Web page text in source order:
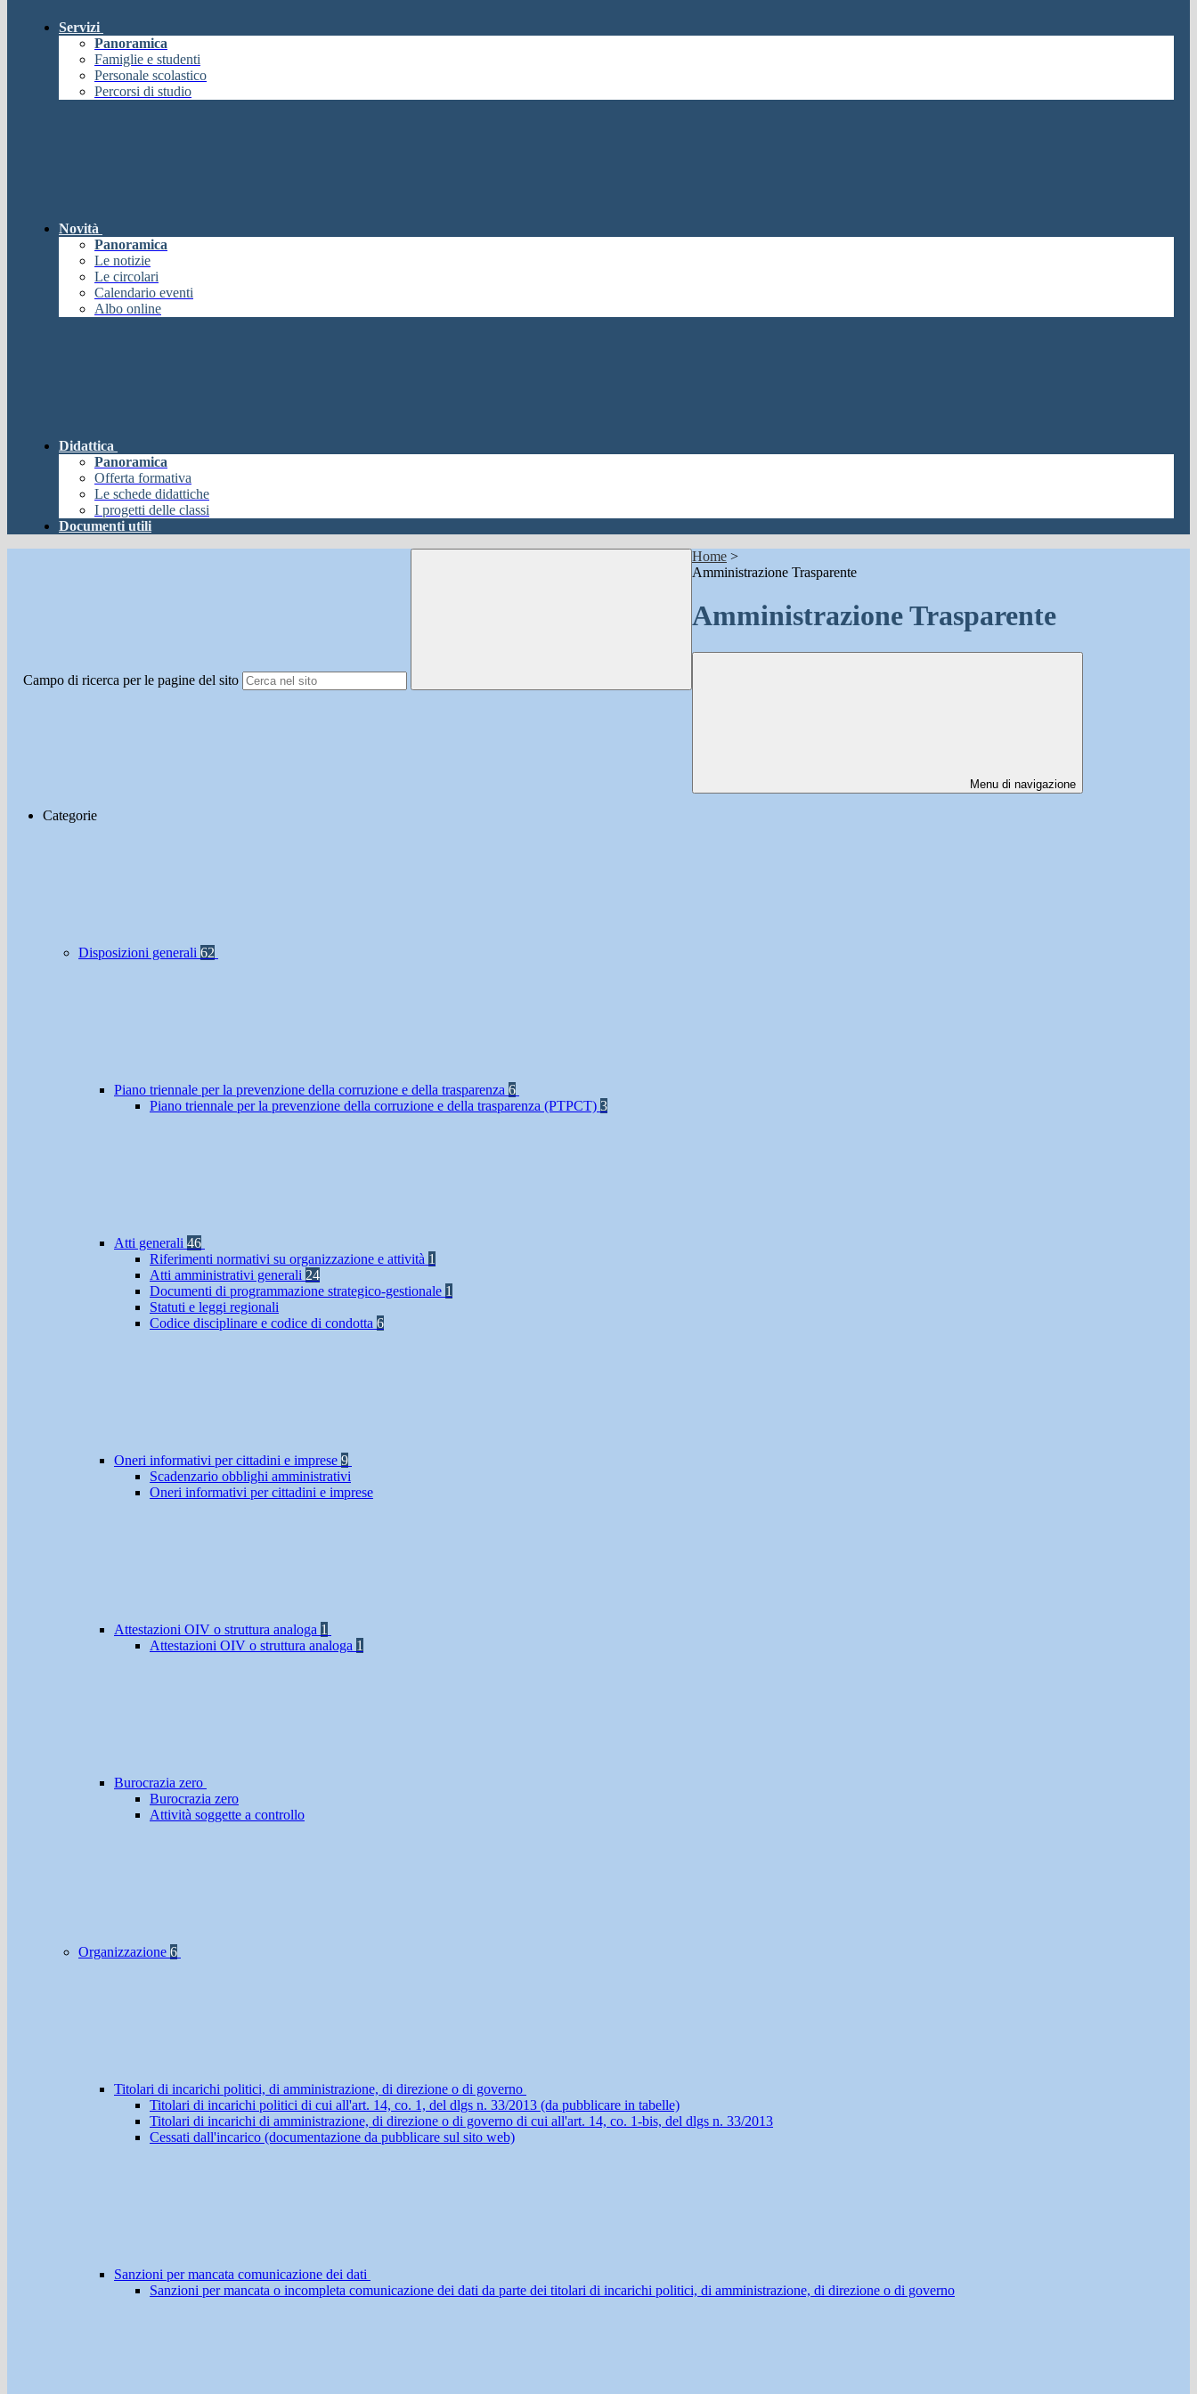
Servizi
Panoramica
Famiglie e studenti
Personale scolastico
Percorsi di studio
Novità
Panoramica
Le notizie
Le circolari
Calendario eventi
Albo online
Didattica
Panoramica
Offerta formativa
Le schede didattiche
I progetti delle classi
Documenti utili
Campo di ricerca per le pagine del sito
Home >
Amministrazione Trasparente
Amministrazione Trasparente
Menu di navigazione
Categorie
Disposizioni generali 62
Piano triennale per la prevenzione della corruzione e della trasparenza 6
Piano triennale per la prevenzione della corruzione e della trasparenza (PTPCT) 3
Atti generali 46
Riferimenti normativi su organizzazione e attività 1
Atti amministrativi generali 24
Documenti di programmazione strategico-gestionale 1
Statuti e leggi regionali
Codice disciplinare e codice di condotta 6
Oneri informativi per cittadini e imprese 9
Scadenzario obblighi amministrativi
Oneri informativi per cittadini e imprese
Attestazioni OIV o struttura analoga 1
Attestazioni OIV o struttura analoga 1
Burocrazia zero
Burocrazia zero
Attività soggette a controllo
Organizzazione 6
Titolari di incarichi politici, di amministrazione, di direzione o di governo
Titolari di incarichi politici di cui all'art. 14, co. 1, del dlgs n. 33/2013 (da pubblicare in tabelle)
Titolari di incarichi di amministrazione, di direzione o di governo di cui all'art. 14, co. 1-bis, del dlgs n. 33/2013
Cessati dall'incarico (documentazione da pubblicare sul sito web)
Sanzioni per mancata comunicazione dei dati
Sanzioni per mancata o incompleta comunicazione dei dati da parte dei titolari di incarichi politici, di amministrazione, di direzione o di governo